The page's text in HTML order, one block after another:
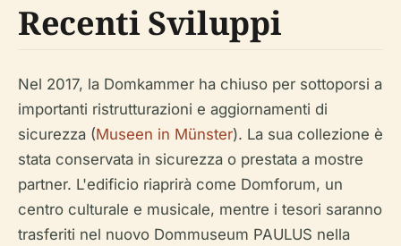
Recenti Sviluppi
Nel 2017, la Domkammer ha chiuso per sottoporsi a
importanti ristrutturazioni e aggiornamenti di
sicurezza (Museen in Münster). La sua collezione è
stata conservata in sicurezza o prestata a mostre
partner. L'edificio riaprirà come Domforum, un
centro culturale e musicale, mentre i tesori saranno
trasferiti nel nuovo Dommuseum PAULUS nella